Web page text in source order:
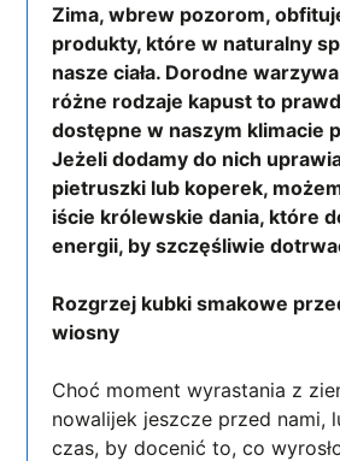
Zima, wbrew pozorom,
produkty, które w naturalny
nasze ciała. Dorodne
różne rodzaje kapust to
dostępne w naszym klimacie
Jeżeli dodamy do nich
pietruszki lub koperek,
iście królewskie dania, które
energii, by szczęśliwie
Rozgrzej kubki smakowe
wiosny
Choć moment wyrastania z
nowalijek jeszcze przed nami,
czas, by docenić to, co